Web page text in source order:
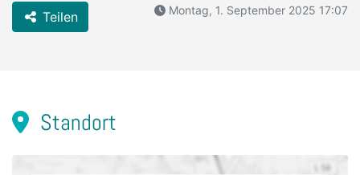
Teilen Montag, 1. September 2025 17:07
Standort